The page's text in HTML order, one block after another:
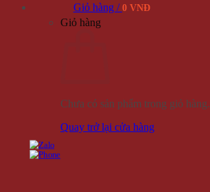
Giỏ hàng / 0 VNĐ
Giỏ hàng
Chưa có sản phẩm trong giỏ hàng.
Quay trở lại cửa hàng